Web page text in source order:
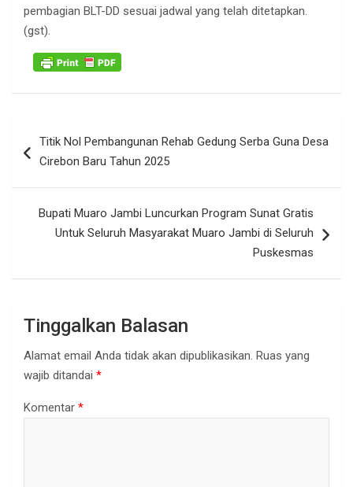
pembagian BLT-DD sesuai jadwal yang telah ditetapkan.
(gst).
posTitik Nol Pembangunan Rehab Gedung Serba Guna Desa
Cirebon Baru Tahun 2025
Bupati Muaro Jambi Luncurkan Program Sunat Gratis
Untuk Seluruh Masyarakat Muaro Jambi di Seluruh
Puskesmas
Tinggalkan Balasan
Alamat email Anda tidak akan dipublikasikan. Ruas yang
wajib ditandai *
Komentar *